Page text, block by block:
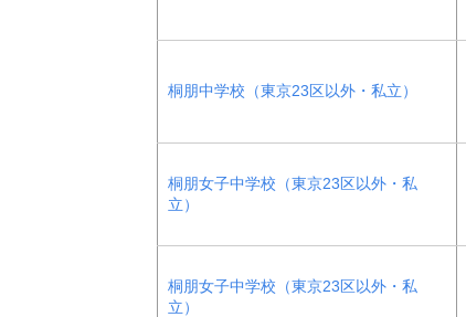
桐朋中学校（東京23区以外・私立）
桐朋女子中学校（東京23区以外・私
立）
桐朋女子中学校（東京23区以外・私
立）